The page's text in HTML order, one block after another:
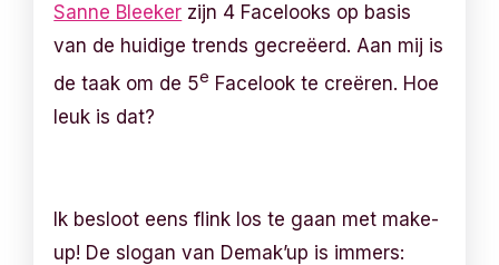
Sanne Bleeker zijn 4 Facelooks op basis
van de huidige trends gecreëerd. Aan mij is
de taak om de 5e Facelook te creëren. Hoe
leuk is dat?
Ik besloot eens flink los te gaan met make-
up! De slogan van Demak’up is immers: